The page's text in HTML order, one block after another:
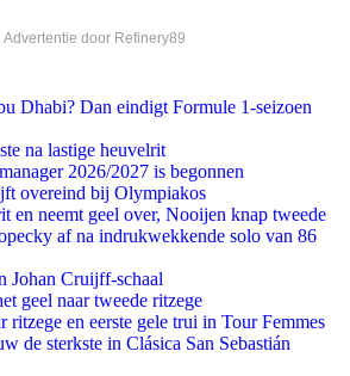
door Refinery89
Dhabi? Dan eindigt Formule 1-seizoen
na lastige heuvelrit
2026/2027 is begonnen
overeind bij Olympiakos
en neemt geel over, Nooijen knap tweede
af na indrukwekkende solo van 86
Johan Cruijff-schaal
geel naar tweede ritzege
ritzege en eerste gele trui in Tour Femmes
de sterkste in Clásica San Sebastián